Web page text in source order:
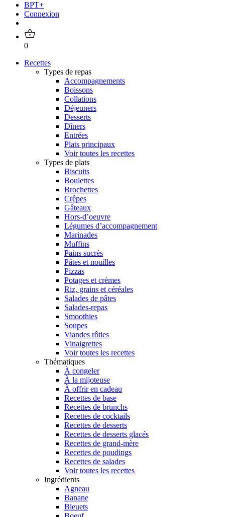
BPT+
Connexion
0
Recettes
Types de repas
Accompagnements
Boissons
Collations
Déjeuners
Desserts
Dîners
Entrées
Plats principaux
Voir toutes les recettes
Types de plats
Biscuits
Boulettes
Brochettes
Crêpes
Gâteaux
Hors-d’oeuvre
Légumes d’accompagnement
Marinades
Muffins
Pains sucrés
Pâtes et nouilles
Pizzas
Potages et crèmes
Riz, grains et céréales
Salades de pâtes
Salades-repas
Smoothies
Soupes
Viandes rôties
Vinaigrettes
Voir toutes les recettes
Thématiques
À congeler
À la mijoteuse
À offrir en cadeau
Recettes de base
Recettes de brunchs
Recettes de cocktails
Recettes de desserts
Recettes de desserts glacés
Recettes de grand-mère
Recettes de poudings
Recettes de salades
Voir toutes les recettes
Ingrédients
Agneau
Banane
Bleuets